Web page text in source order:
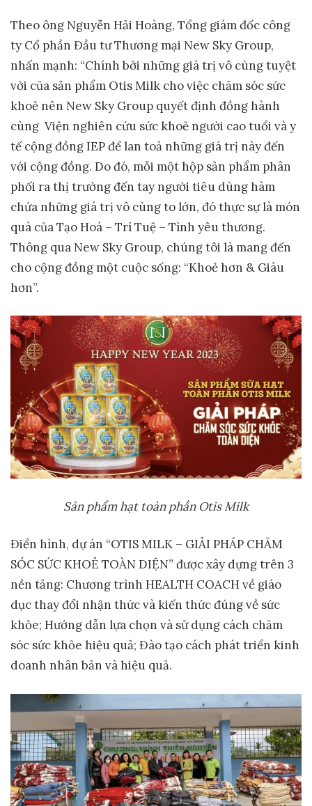
Theo ông Nguyễn Hải Hoàng, Tổng giám đốc công
ty Cổ phần Đầu tư Thương mại New Sky Group,
nhấn mạnh: “Chính bởi những giá trị vô cùng tuyệt
vời của sản phẩm Otis Milk cho việc chăm sóc sức
khoẻ nên New Sky Group quyết định đồng hành
cùng Viện nghiên cứu sức khoẻ người cao tuổi và y
tế cộng đồng IEP để lan toả những giá trị này đến
với cộng đồng. Do đó, mỗi một hộp sản phẩm phân
phối ra thị trường đến tay người tiêu dùng hàm
chứa những giá trị vô cùng to lớn, đó thực sự là món
quà của Tạo Hoá – Trí Tuệ – Tình yêu thương.
Thông qua New Sky Group, chúng tôi là mang đến
cho cộng đồng một cuộc sống: “Khoẻ hơn & Giàu
hơn”.
Sản phẩm hạt toàn phần Otis Milk
Điển hình, dự án “OTIS MILK – GIẢI PHÁP CHĂM
SÓC SỨC KHOẺ TOÀN DIỆN” được xây dựng trên 3
nền tảng: Chương trình HEALTH COACH về giáo
dục thay đổi nhận thức và kiến thức đúng về sức
khỏe; Hướng dẫn lựa chọn và sử dụng cách chăm
sóc sức khỏe hiệu quả; Đào tạo cách phát triển kinh
doanh nhân bản và hiệu quả.